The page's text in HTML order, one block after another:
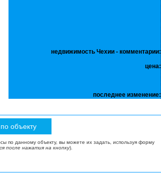
недвижимость Чехии - комментарии:
цена:
последнее изменение:
по данному объекту, вы можете их задать, используя форму
после нажатия на кнопку).